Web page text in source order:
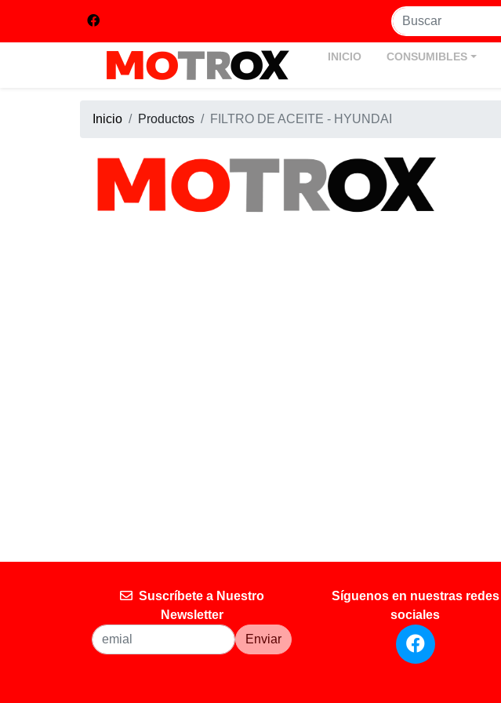
INICIO CONSUMIBLES
Inicio Productos FILTRO DE ACEITE - HYUNDAI
Suscríbete a Nuestro
Newsletter
Enviar
Síguenos en nuestras redes
sociales